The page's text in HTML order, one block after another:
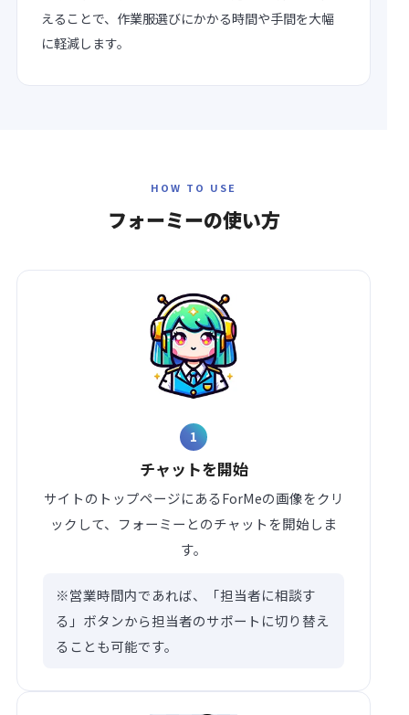
えることで、作業服選びにかかる時間や手間を大幅
に軽減します。
HOW TO USE
フォーミーの使い方
1
チャットを開始
サイトのトップページにあるForMeの画像をクリ
ックして、フォーミーとのチャットを開始しま
す。
※営業時間内であれば、「担当者に相談す
る」ボタンから担当者のサポートに切り替え
ることも可能です。